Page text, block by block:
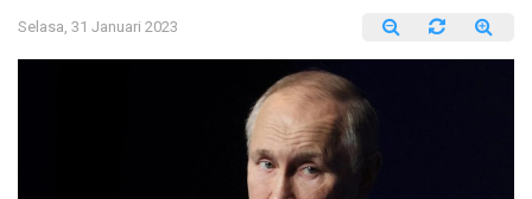
Selasa, 31 Januari 2023